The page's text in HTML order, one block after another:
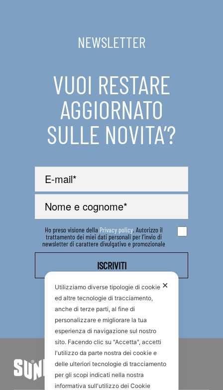
CONTATTI
NEWSLETTER
VUOI RESTARE
AGGIORNATO
SULLE NOVITA’?
Ho preso visione della Privacy policy. Autorizzo il
trattamento dei miei dati personali per l’invio di
newsletter di carattere divulgativo e promozionale
✕
Utilizziamo diverse tipologie di cookie
ed altre tecnologie di tracciamento,
anche di terze parti, al fine di
personalizzare e migliorare la tua
esperienza di navigazione sul nostro
sito. Facendo clic su "Accetta", accetti
l'utilizzo da parte nostra dei cookie e
delle ulteriori tecnologie di tracciamento
per gli scopi indicati nella nostra
informativa sull'utilizzo dei Cookie